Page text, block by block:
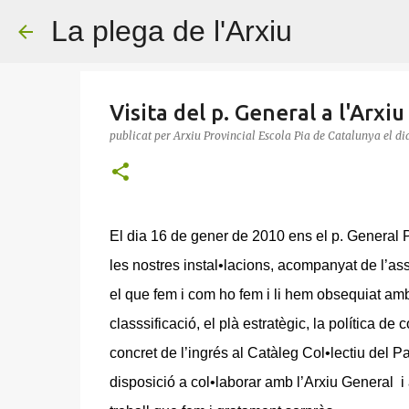
La plega de l'Arxiu
Visita del p. General a l'Arxiu
publicat perArxiu Provincial Escola Pia de Catalunya el
El dia 16 de gener de 2010 ens el p. General
les nostres instal•lacions, acompanyat de
el que fem i com ho fem i li hem obsequiat
classsificació, el plà estratègic, la política de
concret de l’ingrés al Catàleg Col•lectiu del
disposició a col•laborar amb l’Arxiu General